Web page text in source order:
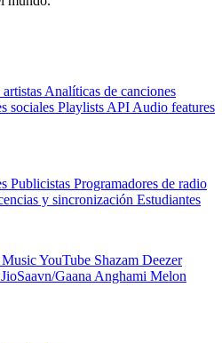
Analíticas de canciones
sociales Playlists API Audio features
Publicistas Programadores de radio
y sincronización Estudiantes
YouTube Shazam Deezer
JioSaavn/Gaana Anghami Melon